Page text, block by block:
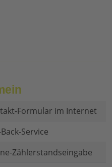
Formular im Internet
Service
Zählerstandseingabe